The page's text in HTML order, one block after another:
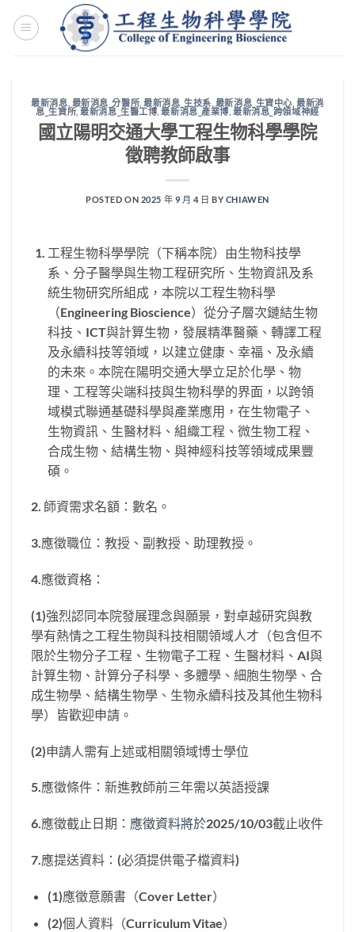
最新消息 最新消息_分醫所 ,最新消息_生技系 最新消息_生資中心 ,最新消
息_生資所 ,最新消息_生醫工博,最新消息_產業博,最新消息_跨領域神經
國立陽明交通大學工程生物科學學院
徵聘教師啟事
POSTED ON 2025 年 9 月 4 日 BY CHIAWEN
工程生物科學學院（下稱本院）由生物科技學
系、分子醫學與生物工程研究所、生物資訊及系
統生物研究所組成，本院以工程生物科學
（Engineering Bioscience）從分子層次鏈結生物
科技、ICT與計算生物，發展精準醫藥、轉譯工程
及永續科技等領域，以建立健康、幸福、及永續
的未來。本院在陽明交通大學立足於化學、物
理、工程等尖端科技與生物科學的界面，以跨領
域模式聯通基礎科學與產業應用，在生物電子、
生物資訊、生醫材料、組織工程、微生物工程、
合成生物、結構生物、與神經科技等領域成果豐
碩。
2. 師資需求名額：數名。
3.應徵職位：教授、副教授、助理教授。
4.應徵資格：
(1)強烈認同本院發展理念與願景，對卓越研究與教
學有熱情之工程生物與科技相關領域人才（包含但不
限於生物分子工程、生物電子工程、生醫材料、AI與
計算生物、計算分子科學、多體學、細胞生物學、合
成生物學、結構生物學、生物永續科技及其他生物科
學）皆歡迎申請。
(2)申請人需有上述或相關領域博士學位
5.應徵條件：新進教師前三年需以英語授課
6.應徵截止日期： 應徵資料將於2025/10/03截止收件
7.應提送資料：(必須提供電子檔資料)
(1)應徵意願書（Cover Letter）
(2)個人資料（Curriculum Vitae）